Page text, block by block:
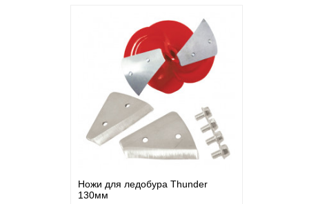
Ножи для ледобура Thunder
130мм